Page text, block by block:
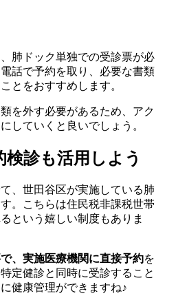
肺ドック単独での受診票が必
話で予約を取り、必要な書類
とをおすすめします。
を外す必要があるため、アク
していくと良いでしょう。
検診も活用しよう
、世田谷区が実施している肺
。こちらは住民税非課税世帯
という嬉しい制度もありま
、実施医療機関に直接予約を
定健診と同時に受診すること
健康管理ができますね♪